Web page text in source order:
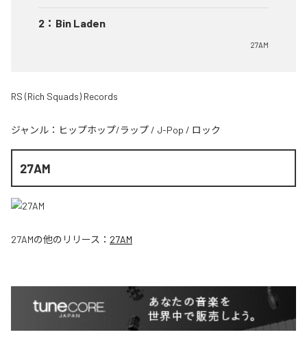
2 ： Bin Laden
27AM
RS (Rich Squads) Records
ジャンル： ヒップホップ/ラップ / J-Pop / ロック
27AM
27AMの他のリリース： 27AM